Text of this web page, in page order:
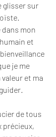
glisser sur
dans mon
et
je me
et ma
de tous
précieux,